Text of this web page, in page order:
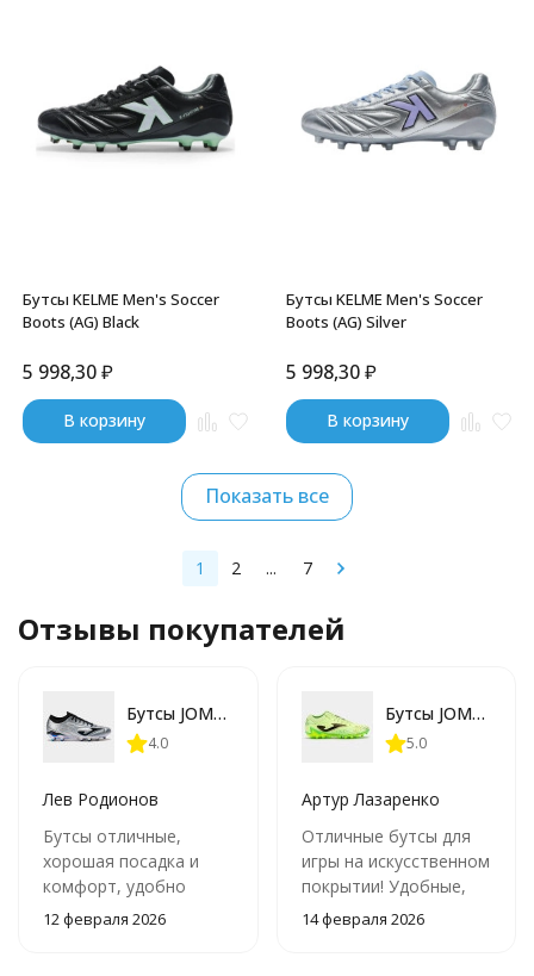
Бутсы KELME Men's Soccer
Boots (AG) Black
5 998,30₽
В корзину
Бутсы KELME Men's Soccer
Boots (AG) Silver
5 998,30₽
В корзину
Показать все
1 2 ... 7
Отзывы покупателей
Бутсы JOMA EVOLUTION TOP ECUW2512FG
4.0
Лев Родионов
Бутсы отличные,
хорошая посадка и
комфорт, удобно
играть в них. Но
подошва немного
12 февраля 2026
Бутсы JOMA STRIKER STRS2611AG
5.0
Артур Лазаренко
Отличные бутсы для
игры на искусственном
покрытии! Удобные,
легкие и
обеспечивают
14 февраля 2026